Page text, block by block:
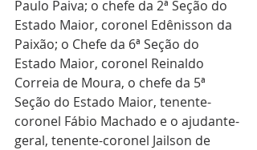
Paulo Paiva; o chefe da 2ª Seção do
Estado Maior, coronel Edênisson da
Paixão; o Chefe da 6ª Seção do
Estado Maior, coronel Reinaldo
Correia de Moura, o chefe da 5ª
Seção do Estado Maior, tenente-
coronel Fábio Machado e o ajudante-
geral, tenente-coronel Jailson de